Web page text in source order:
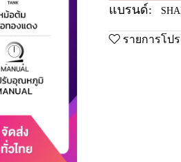
แบรนด์:
รายการโป